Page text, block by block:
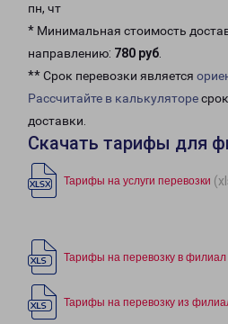
пн, чт
* Минимальная стоимость
направлению: 780 руб.
** Срок перевозки является
Рассчитайте в калькуляторе
доставки.
Скачать тарифы для
Тарифы на услуги перевозки
Тарифы на перевозку в филиал
Тарифы на перевозку из